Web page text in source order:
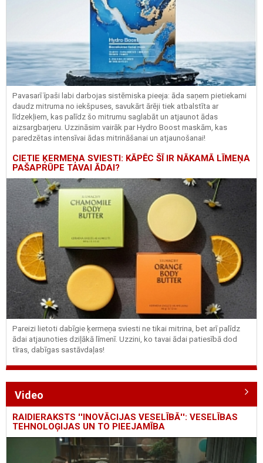
Pavasarī īpaši labi darbojas sistēmiska pieeja: āda saņem pietiekami
daudz mitruma no iekšpuses, savukārt ārēji tiek atbalstīta ar
līdzekļiem, kas palīdz šo mitrumu saglabāt un atjaunot ādas
aizsargbarjeru. Uzzināsim vairāk parHydro Boost maskām, kas
paredzētas intensīvai ādas mitrināšanai un atjaunošanai!
CIETIE ĶERMEŅA SVIESTI: KĀPĒC ŠĪ IR NĀKAMĀ LĪMEŅA
PAŠAPRŪPE TAVAI ĀDAI?
Pareizi lietoti dabīgie ķermeņa sviesti ne tikai mitrina, bet arī palīdz
ādai atjaunoties dziļākā līmenī. Uzzini, ko tavai ādai patiesībā dod
tīras, dabīgas sastāvdaļas!
Video
RAIDIERAKSTS ''INOVĀCIJAS VESELĪBĀ'': VESELĪBAS
TEHNOLOĢIJAS UN TO PIEEJAMĪBA